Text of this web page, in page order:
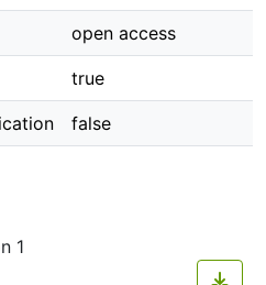
open access
true
false
1